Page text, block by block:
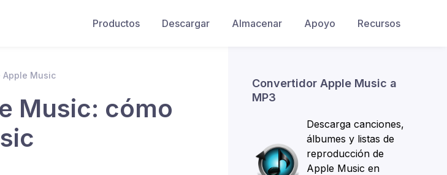
Productos Descargar Almacenar Apoyo Recursos
Apple Music
Music: cómo
Convertidor Apple Music a
MP3
Descarga canciones,
álbumes y listas de
reproducción de
Apple Music en